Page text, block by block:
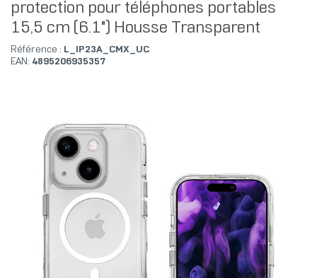
protection pour téléphones portables
15,5 cm (6.1") Housse Transparent
Référence : L_IP23A_CMX_UC
EAN: 4895206935357